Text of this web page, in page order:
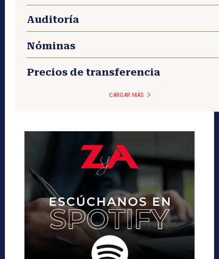
Auditoría
Nóminas
Precios de transferencia
CARGAR MÁS